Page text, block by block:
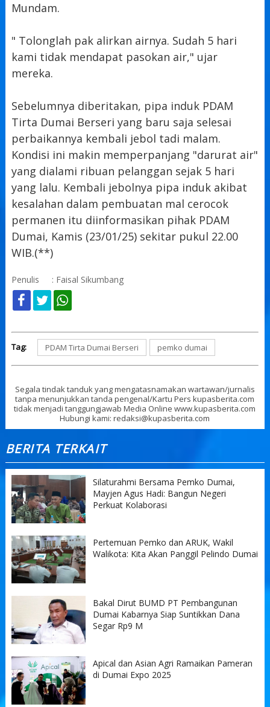
Mundam.
" Tolonglah pak alirkan airnya. Sudah 5 hari
kami tidak mendapat pasokan air," ujar
mereka.
Sebelumnya diberitakan, pipa induk PDAM
Tirta Dumai Berseri yang baru saja selesai
perbaikannya kembali jebol tadi malam.
Kondisi ini makin memperpanjang "darurat air"
yang dialami ribuan pelanggan sejak 5 hari
yang lalu. Kembali jebolnya pipa induk akibat
kesalahan dalam pembuatan mal cerocok
permanen itu diinformasikan pihak PDAM
Dumai, Kamis (23/01/25) sekitar pukul 22.00
WIB.(**)
Penulis : Faisal Sikumbang
Tag: PDAM Tirta Dumai Berseri pemko dumai
Segala tindak tanduk yang mengatasnamakan wartawan/jurnalis
tanpa menunjukkan tanda pengenal/Kartu Pers kupasberita.com
tidak menjadi tanggungjawab Media Online www.kupasberita.com
Hubungi kami: redaksi@kupasberita.com
BERITA TERKAIT
Silaturahmi Bersama Pemko Dumai,
Mayjen Agus Hadi: Bangun Negeri
Perkuat Kolaborasi
Pertemuan Pemko dan ARUK, Wakil
Walikota: Kita Akan Panggil Pelindo Dumai
Bakal Dirut BUMD PT Pembangunan
Dumai Kabarnya Siap Suntikkan Dana
Segar Rp9 M
Apical dan Asian Agri Ramaikan Pameran
di Dumai Expo 2025